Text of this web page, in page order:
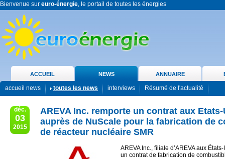
Bienvenue sur euro-énergie, le portail de toutes les énergies
ACCUEIL NEWS ANNUAIRE
accueil news toutes les news interviews Résumé de l'actualité
déc.
03
2015
AREVA Inc. remporte un contrat aux
auprès de NuScale pour la fabrication de
de réacteur nucléaire SMR
AREVA Inc., filiale d’AREVA aux
un contrat de fabrication de